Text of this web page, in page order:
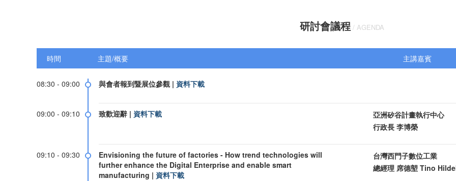
研討會議程 / AGENDA
時間 主題/概要 主講嘉賓
08:30 - 09:00 與會者報到暨展位參觀 | 資料下載
09:00 - 09:10 致歡迎辭 | 資料下載
亞洲矽谷計畫執行中心
行政長 李博榮
09:10 - 09:30
Envisioning the future of factories - How trend technologies will
further enhance the Digital Enterprise and enable smart
manufacturing | 資料下載
台灣西門子數位工業
總經理 席德塱 Tino